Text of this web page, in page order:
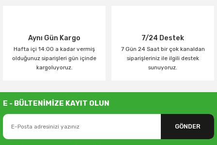
Aynı Gün Kargo
Hafta içi 14:00 a kadar vermiş
olduğunuz siparişleri gün içinde
kargoluyoruz.
7/24 Destek
7 Gün 24 Saat bir çok kanaldan
siparişleriniz ile ilgili destek
sunuyoruz.
E - BÜLTENİMİZE KAYIT OLUN
GÖNDER